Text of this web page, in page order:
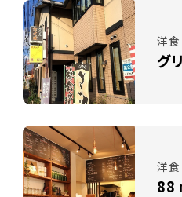
洋
グ
洋
88